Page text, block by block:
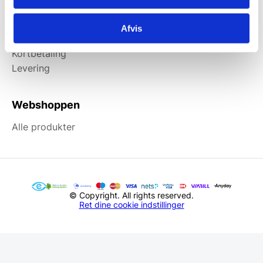
Afvis
Information
Kortbetaling
Levering
Webshoppen
Alle produkter
© Copyright. All rights reserved.
Ret dine cookie indstillinger